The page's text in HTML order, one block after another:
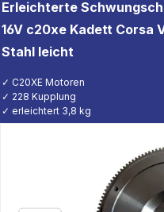
Erleichterte
16V c20xe Kadett Corsa
Stahl leicht
✓ C20XE Motoren
✓ 228 Kupplung
✓ erleichtert 3,8 kg